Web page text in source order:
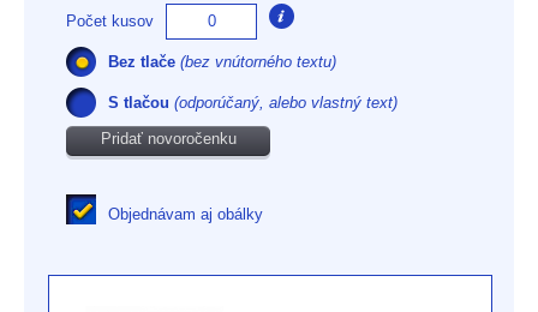
Počet kusov
Bez tlače (bez vnútorného textu)
S tlačou (odporúčaný, alebo vlastný text)
Pridať novoročenku
Objednávam aj obálky